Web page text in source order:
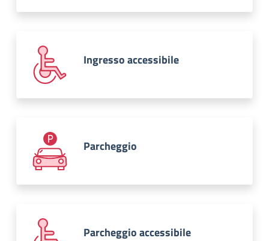
Ingresso accessibile
Parcheggio
Parcheggio accessibile